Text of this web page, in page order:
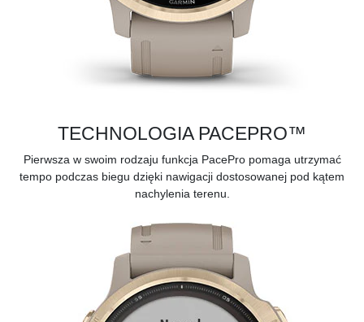
TECHNOLOGIA PACEPRO™
Pierwsza w swoim rodzaju funkcja PacePro pomaga utrzymać
tempo podczas biegu dzięki nawigacji dostosowanej pod kątem
nachylenia terenu.